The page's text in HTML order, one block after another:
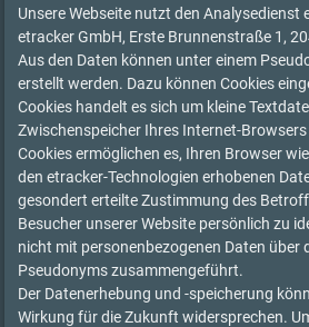
Unsere Webseite nutzt den Analysedienst
etracker GmbH, Erste Brunnenstraße 1,
Aus den Daten können unter einem
erstellt werden. Dazu können Cookies
Cookies handelt es sich um kleine
Zwischenspeicher Ihres Internet-
Cookies ermöglichen es, Ihren Browser
den etracker-Technologien erhobenen
gesondert erteilte Zustimmung des
Besucher unserer Website persönlich zu
nicht mit personenbezogenen Daten über
Pseudonyms zusammengeführt.
Der Datenerhebung und -speicherung
Wirkung für die Zukunft widersprechen.